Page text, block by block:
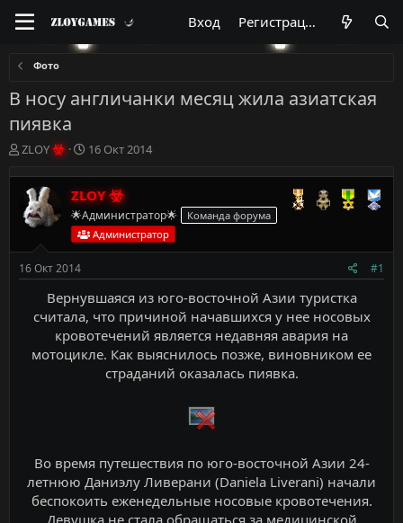
Вход Регистрация
Фото
В носу англичанки месяц жила азиатская
пиявка
А
т
о
р
м
ы
ZLOY
Д
т
а
н
а
ч
л
а
16 Окт 2014
ZLOY
🌟Администратор🌟
Команда форума
Администратор
16 Окт 2014 #1
Вернувшаяся из юго-восточной Азии туристка
считала, что причиной начавшихся у нее носовых
кровотечений является недавняя авария на
мотоцикле. Как выяснилось позже, виновником ее
страданий оказалась пиявка.
Во время путешествия по юго-восточной Азии 24-
летнюю Даниэлу Ливерани (Daniela Liverani) начали
беспокоить еженедельные носовые кровотечения.
Девушка не стала обращаться за медицинской